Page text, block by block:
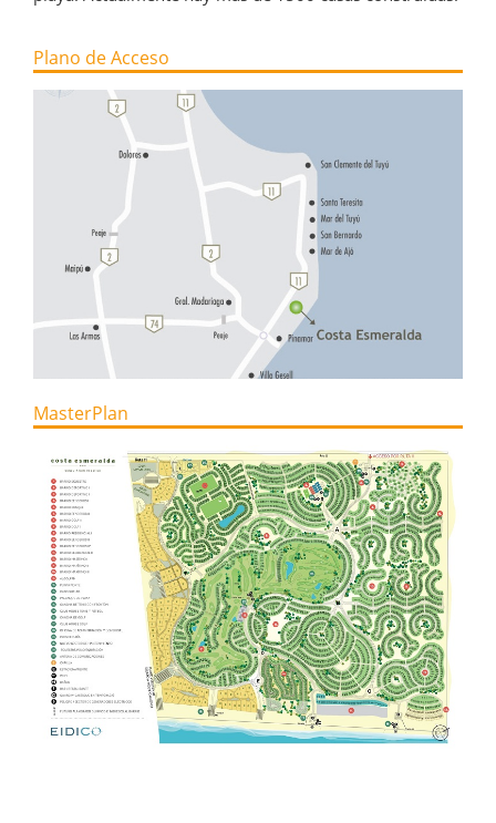
Plano de Acceso
MasterPlan